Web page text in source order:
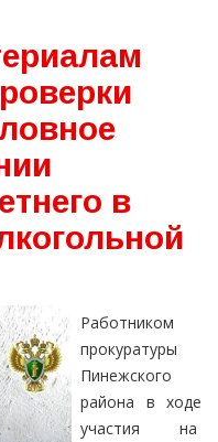
в
Работником
прокуратуры
Пинежского
района в ходе
участия на